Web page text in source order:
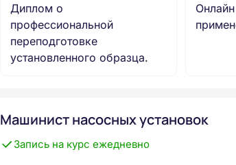
Диплом о
профессиональной
переподготовке
установленного образца.
Машинист насосных установок
Запись на курс ежедневно